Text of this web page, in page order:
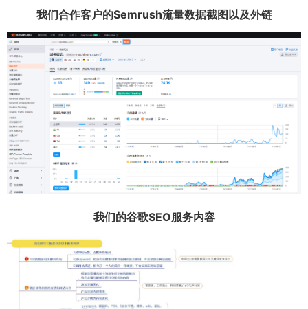
我们合作客户的Semrush流量数据截图以及外链
我们的谷歌SEO服务内容